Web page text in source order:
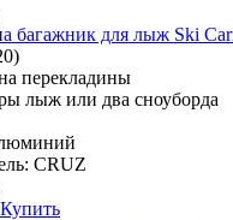
багажник для лыж Ski
)
перекладины
лыж или два сноуборда
CRUZ
Купить